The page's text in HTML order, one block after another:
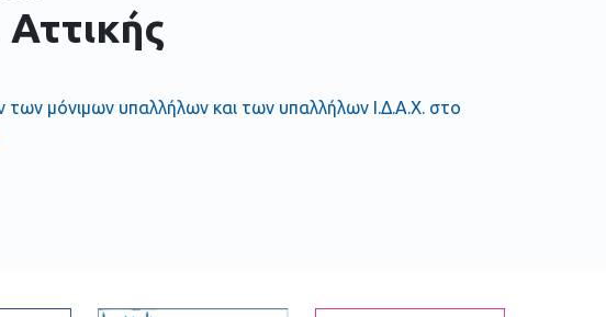
μόνιμων υπαλλήλων και των υπαλλήλων Ι.Δ.Α.Χ. στο